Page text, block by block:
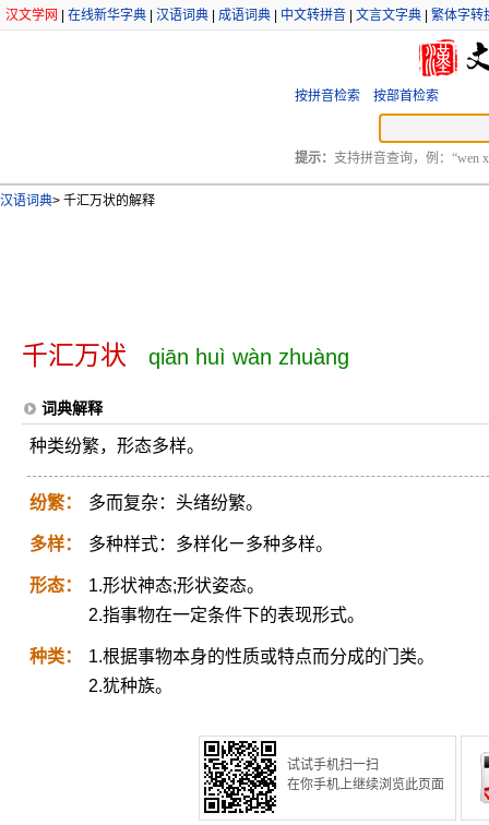
汉文学网 在线新华字典 汉语词典 成语词典 中文转拼音 文言文字典 繁体字转
按拼音检索 按部首检索
提示： 支持拼音查询，例：“wen
汉语词典> 千汇万状的解释
千汇万状 qiān huì wàn zhuàng
词典解释
种类纷繁，形态多样。
纷繁： 多而复杂：头绪纷繁。
多样： 多种样式：多样化ㄧ多种多样。
形态：
1.形状神态;形状姿态。
2.指事物在一定条件下的表现形式。
种类：
1.根据事物本身的性质或特点而分成的门类。
2.犹种族。
试试手机扫一扫
在你手机上继续浏览此页面